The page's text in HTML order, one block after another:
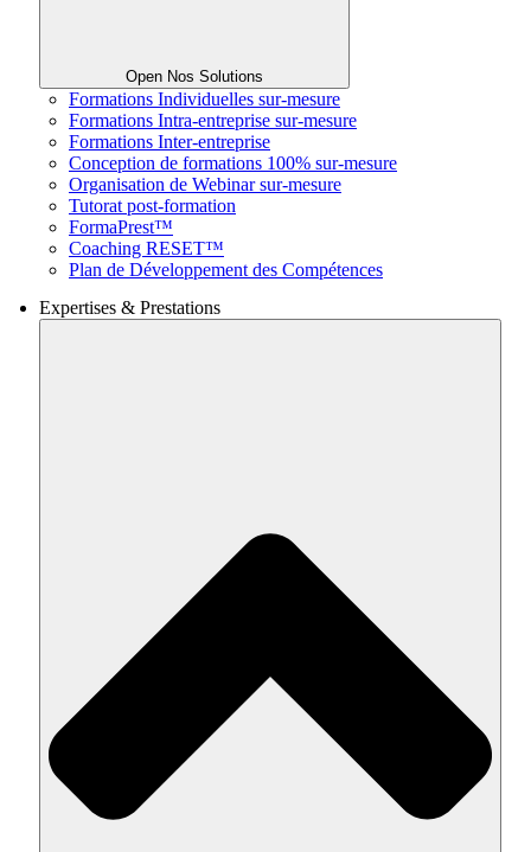
Open Nos Solutions
Formations Individuelles sur-mesure
Formations Intra-entreprise sur-mesure
Formations Inter-entreprise
Conception de formations 100% sur-mesure
Organisation de Webinar sur-mesure
Tutorat post-formation
FormaPrest™
Coaching RESET™
Plan de Développement des Compétences
Expertises & Prestations